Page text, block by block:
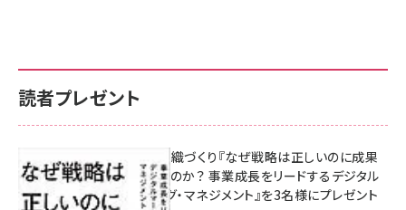
読者プレゼント
成果を生む組織づくり『なぜ戦略は正しいのに成果
があがらないのか？ 事業成長をリードするデジタル
マーケティング・マネジメント』を3名様にプレゼント